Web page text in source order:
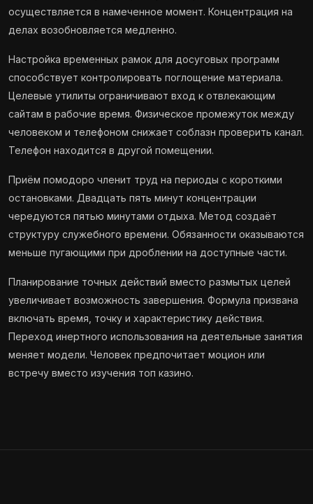
осуществляется в намеченное момент. Концентрация на
делах возобновляется медленно.
Настройка временных рамок для досуговых программ
способствует контролировать поглощение материала.
Целевые утилиты ограничивают вход к отвлекающим
сайтам в рабочие время. Физическое промежуток между
человеком и телефоном снижает соблазн проверить канал.
Телефон находится в другой помещении.
Приём помодоро членит труд на периоды с короткими
остановками. Двадцать пять минут концентрации
чередуются пятью минутами отдыха. Метод создаёт
структуру служебного времени. Обязанности оказываются
меньше пугающими при дроблении на доступные части.
Планирование точных действий вместо размытых целей
увеличивает возможность завершения. Формула призвана
включать время, точку и характеристику действия.
Переход инертного использования на деятельные занятия
меняет модели. Человек предпочитает моцион или
встречу вместо изучения топ казино.